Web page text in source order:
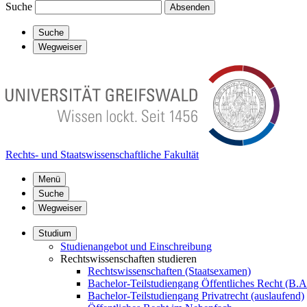
Suche Absenden
Suche
Wegweiser
Rechts- und Staatswissenschaftliche Fakultät
Menü
Suche
Wegweiser
Studium
Studienangebot und Einschreibung
Rechtswissenschaften studieren
Rechtswissenschaften (Staatsexamen)
Bachelor-Teilstudiengang Öffentliches Recht
Bachelor-Teilstudiengang Privatrecht (auslaufend)